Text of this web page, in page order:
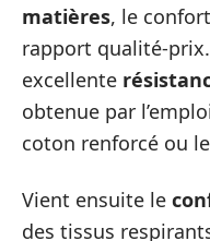
matières, le
rapport qualité-
excellente
obtenue par
coton renforcé ou
Vient ensuite le
des tissus